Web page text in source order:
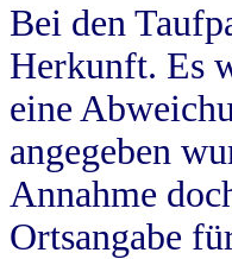
Bei den
Herkunft. Es
eine
angegeben
Annahme
Ortsangabe